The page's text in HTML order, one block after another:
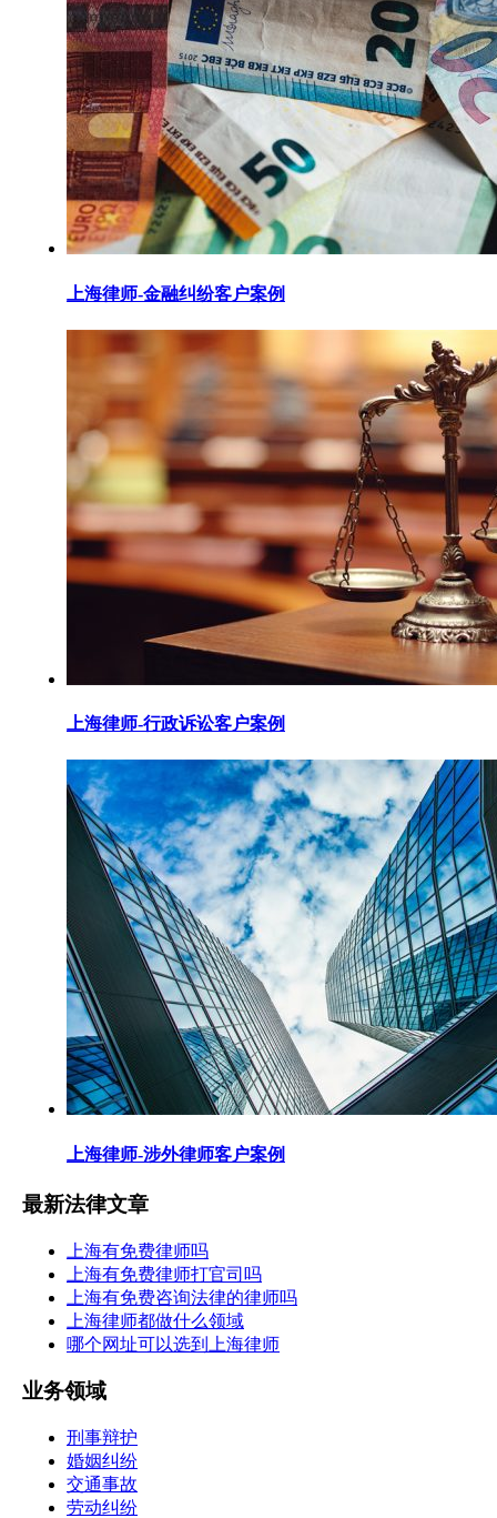
上海律师-金融纠纷客户案例
上海律师-行政诉讼客户案例
上海律师-涉外律师客户案例
最新法律文章
上海有免费律师吗
上海有免费律师打官司吗
上海有免费咨询法律的律师吗
上海律师都做什么领域
哪个网址可以选到上海律师
业务领域
刑事辩护
婚姻纠纷
交通事故
劳动纠纷